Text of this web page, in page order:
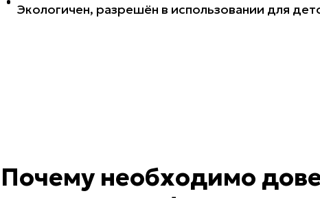
Экологичен, разрешён в использовании для
Почему необходимо